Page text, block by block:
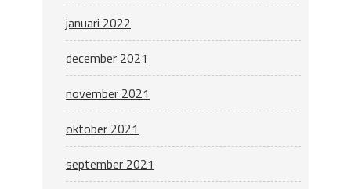
januari 2022
december 2021
november 2021
oktober 2021
september 2021